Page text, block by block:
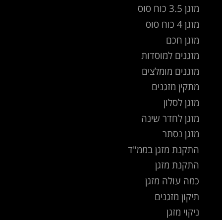
מזגן 3.5 כוח סוס
מזגן 4 כוח סוס
מזגן חכם
מזגנים למוסדות
מזגנים מומלצים
מתקין מזגנים
מזגן לסלון
מזגן לחדר שינה
מזגן נסתר
התקנת מזגן בממ"ד
התקנת מזגן
כמה עולה מזגן
תיקון מזגנים
ניקוי מזגן